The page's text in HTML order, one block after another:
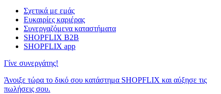
Σχετικά με εμάς
Ευκαιρίες καριέρας
Συνεργαζόμενα καταστήματα
SHOPFLIX B2B
SHOPFLIX app
Γίνε συνεργάτης!
Άνοιξε τώρα το δικό σου κατάστημα SHOPFLIX και αύξησε τις
πωλήσεις σου.